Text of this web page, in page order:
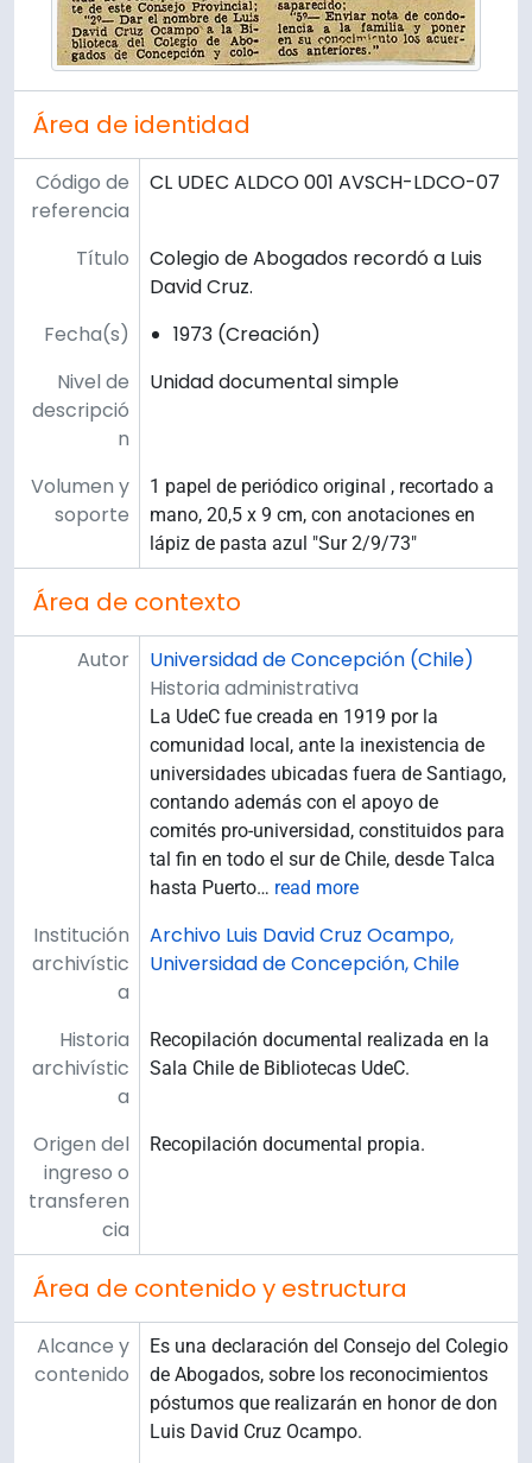
Área de identidad
Código de
referencia
CL UDEC ALDCO 001 AVSCH-LDCO-07
Título
Colegio de Abogados recordó a Luis
David Cruz.
Fecha(s)
1973 (Creación)
Nivel de
descripció
n
Unidad documental simple
Volumen y
soporte
1 papel de periódico original , recortado a
mano, 20,5 x 9 cm, con anotaciones en
lápiz de pasta azul "Sur 2/9/73"
Área de contexto
Autor
Universidad de Concepción (Chile)
Historia administrativa
La UdeC fue creada en 1919 por la
comunidad local, ante la inexistencia de
universidades ubicadas fuera de Santiago,
contando además con el apoyo de
comités pro-universidad, constituidos para
tal fin en todo el sur de Chile, desde Talca
hasta Puerto… read more
Institución
archivístic
a
Archivo Luis David Cruz Ocampo,
Universidad de Concepción, Chile
Historia
archivístic
a
Recopilación documental realizada en la
Sala Chile de Bibliotecas UdeC.
Origen del
ingreso o
transferen
cia
Recopilación documental propia.
Área de contenido y estructura
Alcance y
contenido
Es una declaración del Consejo del Colegio
de Abogados, sobre los reconocimientos
póstumos que realizarán en honor de don
Luis David Cruz Ocampo.